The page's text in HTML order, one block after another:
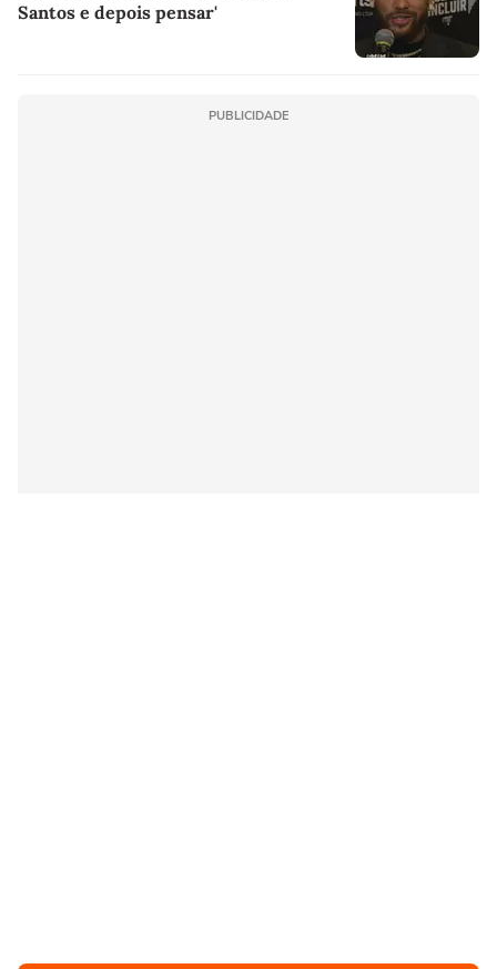
Santos e depois pensar'
PUBLICIDADE